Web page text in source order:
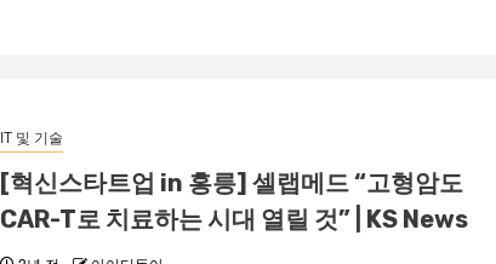
IT 및 기술
[혁신스타트업 in 홍릉] 셀랩메드 “고형암도
CAR-T로 치료하는 시대 열릴 것” | KS News